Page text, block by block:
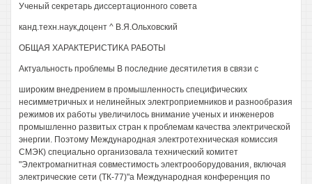
Ученый секретарь диссертационного совета
канд.техн.наук,доцент ^ В.Я.Ольховский
ОБЩАЯ ХАРАКТЕРИСТИКА РАБОТЫ
Актуальность проблемы В последние десятилетия в связи с
широким внедрением в промышленность специфических
несимметричных и нелинейных электроприемников и разнообразия
режимов их работы увеличилось внимание ученых и инженеров
промышленно развитых стран к проблемам качества электрической
энергии. Поэтому Международная электротехническая комиссия
СМЭК) специально организовала технический комитет
"Электромагнитная совместимость электрооборудования, включая
электрические сети (ТК-77)"а Международная конференция по